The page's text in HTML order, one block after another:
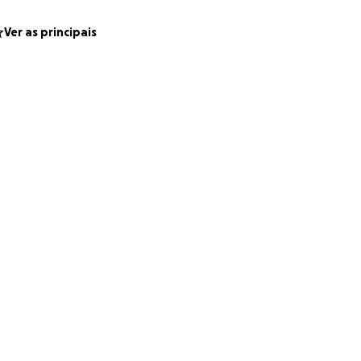
nesta batalha
Ver as principais